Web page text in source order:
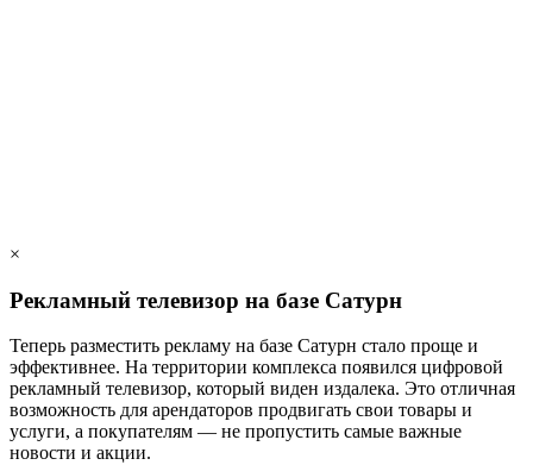
×
Рекламный телевизор на базе Сатурн
Теперь разместить рекламу на базе Сатурн стало проще и
эффективнее. На территории комплекса появился цифровой
рекламный телевизор, который виден издалека. Это отличная
возможность для арендаторов продвигать свои товары и
услуги, а покупателям — не пропустить самые важные
новости и акции.